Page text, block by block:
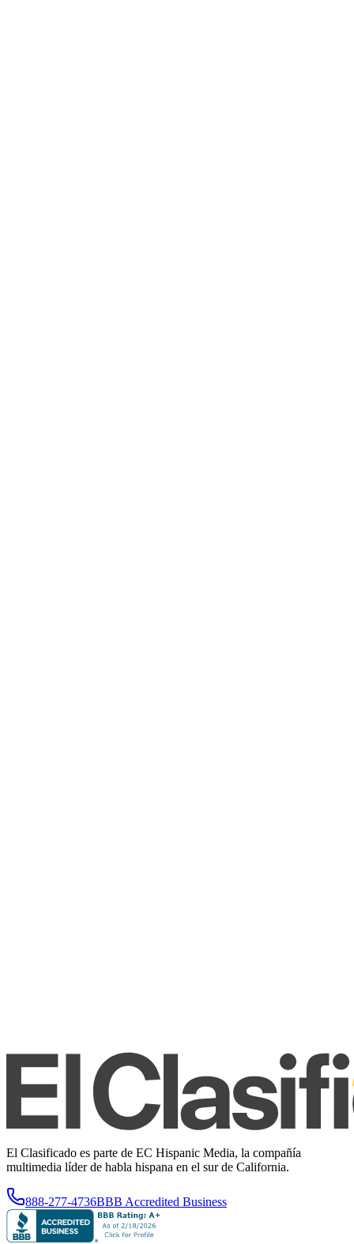
El Clasificado es parte de EC Hispanic Media, la compañía
multimedia líder de habla hispana en el sur de California.
888-277-4736BBB Accredited Business